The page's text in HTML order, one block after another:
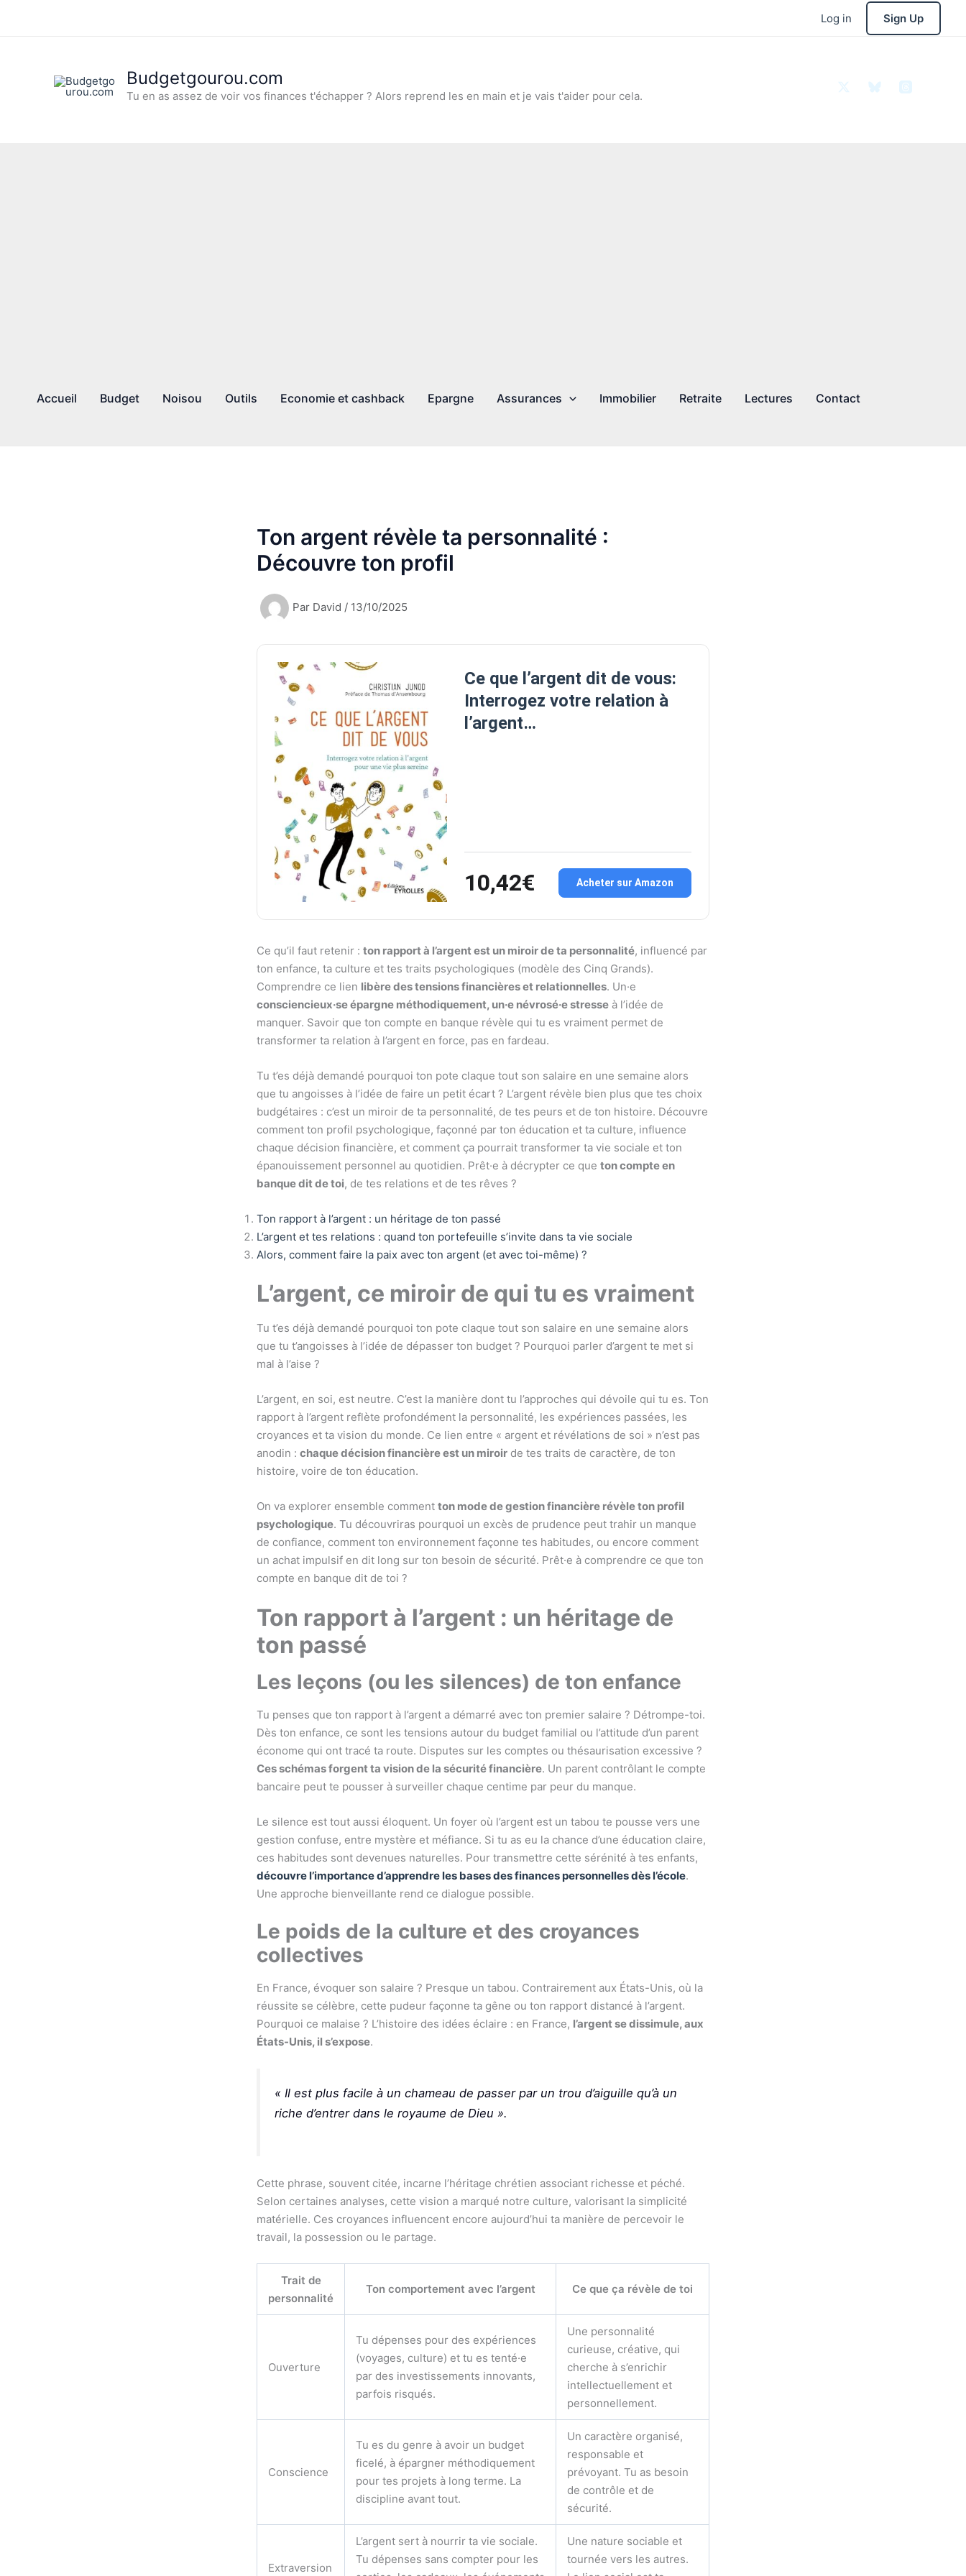
Log in Sign Up
Budgetgourou.com
Tu en as assez de voir vos finances t'échapper ? Alors reprend les en main et je vais t'aider pour cela.
Accueil Budget Noisou Outils Economie et cashback Epargne Assurances Immobilier Retraite Lectures Contact
Ton argent révèle ta personnalité :
Découvre ton profil
Par David / 13/10/2025
Ce que l’argent dit de vous:
Interrogez votre relation à
l’argent…
10,42€ Acheter sur Amazon
Ce qu’il faut retenir : ton rapport à l’argent est un miroir de ta personnalité, influencé par
ton enfance, ta culture et tes traits psychologiques (modèle des Cinq Grands).
Comprendre ce lien libère des tensions financières et relationnelles. Un·e
consciencieux·se épargne méthodiquement, un·e névrosé·e stresse à l’idée de
manquer. Savoir que ton compte en banque révèle qui tu es vraiment permet de
transformer ta relation à l’argent en force, pas en fardeau.
Tu t’es déjà demandé pourquoi ton pote claque tout son salaire en une semaine alors
que tu angoisses à l’idée de faire un petit écart ? L’argent révèle bien plus que tes choix
budgétaires : c’est un miroir de ta personnalité, de tes peurs et de ton histoire. Découvre
comment ton profil psychologique, façonné par ton éducation et ta culture, influence
chaque décision financière, et comment ça pourrait transformer ta vie sociale et ton
épanouissement personnel au quotidien. Prêt·e à décrypter ce que ton compte en
banque dit de toi, de tes relations et de tes rêves ?
Ton rapport à l’argent : un héritage de ton passé
L’argent et tes relations : quand ton portefeuille s’invite dans ta vie sociale
Alors, comment faire la paix avec ton argent (et avec toi-même) ?
L’argent, ce miroir de qui tu es vraiment
Tu t’es déjà demandé pourquoi ton pote claque tout son salaire en une semaine alors
que tu t’angoisses à l’idée de dépasser ton budget ? Pourquoi parler d’argent te met si
mal à l’aise ?
L’argent, en soi, est neutre. C’est la manière dont tu l’approches qui dévoile qui tu es. Ton
rapport à l’argent reflète profondément la personnalité, les expériences passées, les
croyances et ta vision du monde. Ce lien entre « argent et révélations de soi » n’est pas
anodin : chaque décision financière est un miroir de tes traits de caractère, de ton
histoire, voire de ton éducation.
On va explorer ensemble comment ton mode de gestion financière révèle ton profil
psychologique. Tu découvriras pourquoi un excès de prudence peut trahir un manque
de confiance, comment ton environnement façonne tes habitudes, ou encore comment
un achat impulsif en dit long sur ton besoin de sécurité. Prêt·e à comprendre ce que ton
compte en banque dit de toi ?
Ton rapport à l’argent : un héritage de
ton passé
Les leçons (ou les silences) de ton enfance
Tu penses que ton rapport à l’argent a démarré avec ton premier salaire ? Détrompe-toi.
Dès ton enfance, ce sont les tensions autour du budget familial ou l’attitude d’un parent
économe qui ont tracé ta route. Disputes sur les comptes ou thésaurisation excessive ?
Ces schémas forgent ta vision de la sécurité financière. Un parent contrôlant le compte
bancaire peut te pousser à surveiller chaque centime par peur du manque.
Le silence est tout aussi éloquent. Un foyer où l’argent est un tabou te pousse vers une
gestion confuse, entre mystère et méfiance. Si tu as eu la chance d’une éducation claire,
ces habitudes sont devenues naturelles. Pour transmettre cette sérénité à tes enfants,
découvre l’importance d’apprendre les bases des finances personnelles dès l’école.
Une approche bienveillante rend ce dialogue possible.
Le poids de la culture et des croyances
collectives
En France, évoquer son salaire ? Presque un tabou. Contrairement aux États-Unis, où la
réussite se célèbre, cette pudeur façonne ta gêne ou ton rapport distancé à l’argent.
Pourquoi ce malaise ? L’histoire des idées éclaire : en France, l’argent se dissimule, aux
États-Unis, il s’expose.
« Il est plus facile à un chameau de passer par un trou d’aiguille qu’à un
riche d’entrer dans le royaume de Dieu ».
Cette phrase, souvent citée, incarne l’héritage chrétien associant richesse et péché.
Selon certaines analyses, cette vision a marqué notre culture, valorisant la simplicité
matérielle. Ces croyances influencent encore aujourd’hui ta manière de percevoir le
travail, la possession ou le partage.
Trait de
personnalité
Ton comportement avec l’argent Ce que ça révèle de toi
Ouverture
Tu dépenses pour des expériences
(voyages, culture) et tu es tenté·e
par des investissements innovants,
parfois risqués.
Une personnalité
curieuse, créative, qui
cherche à s’enrichir
intellectuellement et
personnellement.
Conscience
Tu es du genre à avoir un budget
ficelé, à épargner méthodiquement
pour tes projets à long terme. La
discipline avant tout.
Un caractère organisé,
responsable et
prévoyant. Tu as besoin
de contrôle et de
sécurité.
Extraversion
L’argent sert à nourrir ta vie sociale.
Tu dépenses sans compter pour les
Une nature sociable et
tournée vers les autres.